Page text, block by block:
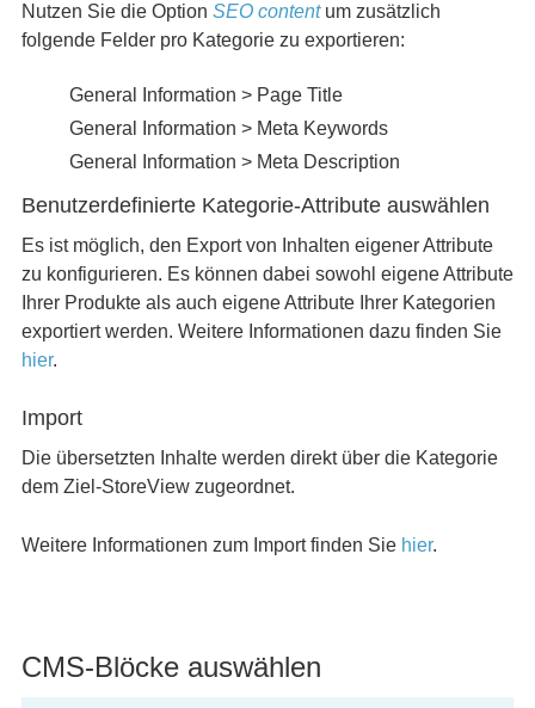
Nutzen Sie die Option SEO contentum zusätzlich
folgende Felder pro Kategorie zu exportieren:
General Information > Page Title
General Information > Meta Keywords
General Information > Meta Description
Benutzerdefinierte Kategorie-Attribute auswählen
Es ist möglich, den Export von Inhalten eigener Attribute
zu konfigurieren. Es können dabei sowohl eigene Attribute
Ihrer Produkte als auch eigene Attribute Ihrer Kategorien
exportiert werden. Weitere Informationen dazu finden Sie
hier.
Import
Die übersetzten Inhalte werden direkt über die Kategorie
dem Ziel-StoreView zugeordnet.
Weitere Informationen zum Import finden Sie hier.
CMS-Blöcke auswählen